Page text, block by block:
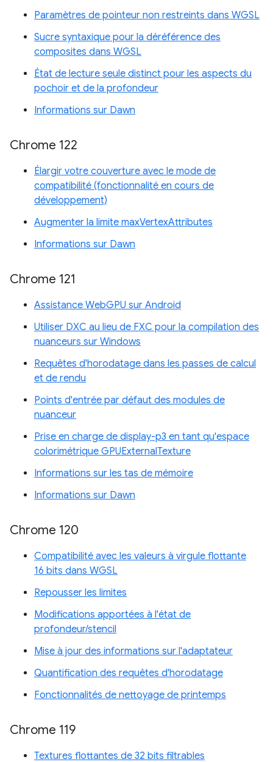
Paramètres de pointeur non restreints dans WGSL
Sucre syntaxique pour la déréférence des
composites dans WGSL
État de lecture seule distinct pour les aspects du
pochoir et de la profondeur
Informations sur Dawn
Chrome 122
Élargir votre couverture avec le mode de
compatibilité (fonctionnalité en cours de
développement)
Augmenter la limite maxVertexAttributes
Informations sur Dawn
Chrome 121
Assistance WebGPU sur Android
Utiliser DXC au lieu de FXC pour la compilation des
nuanceurs sur Windows
Requêtes d'horodatage dans les passes de calcul
et de rendu
Points d'entrée par défaut des modules de
nuanceur
Prise en charge de display-p3 en tant qu'espace
colorimétrique GPUExternalTexture
Informations sur les tas de mémoire
Informations sur Dawn
Chrome 120
Compatibilité avec les valeurs à virgule flottante
16 bits dans WGSL
Repousser les limites
Modifications apportées à l'état de
profondeur/stencil
Mise à jour des informations sur l'adaptateur
Quantification des requêtes d'horodatage
Fonctionnalités de nettoyage de printemps
Chrome 119
Textures flottantes de 32 bits filtrables